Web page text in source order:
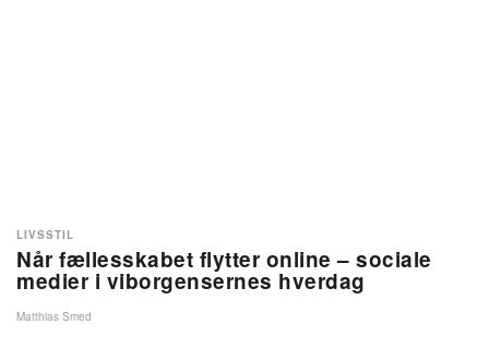
Når fællesskabet flytter online – sociale
medier i viborgensernes hverdag
LIVSSTIL
Matthias Smed